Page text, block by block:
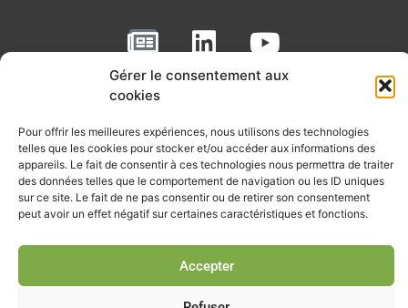
Gérer le consentement aux
cookies
Pour offrir les meilleures expériences, nous utilisons des technologies
telles que les cookies pour stocker et/ou accéder aux informations des
appareils. Le fait de consentir à ces technologies nous permettra de traiter
des données telles que le comportement de navigation ou les ID uniques
sur ce site. Le fait de ne pas consentir ou de retirer son consentement
peut avoir un effet négatif sur certaines caractéristiques et fonctions.
Accepter
N
e
w
p
a
p
e
r
L
i
n
e
d
i
n
Y
o
u
u
b
e
RECEVOIR L'ACTU DE LA FILIÈRE
Retrouvez tous les mois les articles terrain de nos adhérents, les
rendez-vous importants de la filière, nos offres de stages et
d’emplois…
Je m'abonne à la lettre d'info
© Union professionnelle du génie écologique - Tous droits